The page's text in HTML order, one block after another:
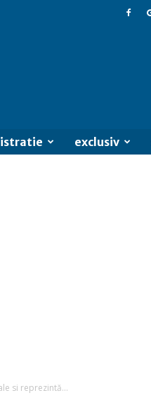
exclusiv
si reprezintă...